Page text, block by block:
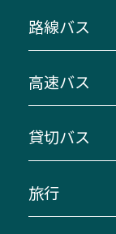
路線バス
主要停留所
路線バスの
三重交通接
ダイヤ改正
高速バス
南紀・
伊賀～名古屋
貸切バス
貸切バスの
旅行